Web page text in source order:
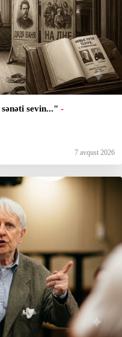
sevin..." -
7 avqust 2026